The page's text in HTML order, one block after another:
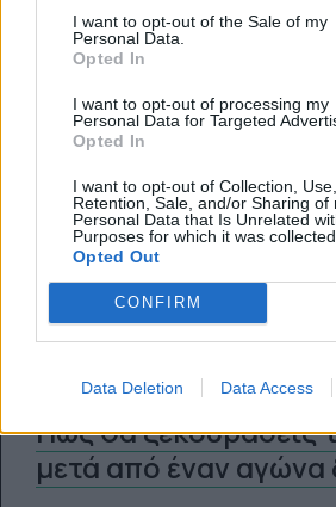
I want to opt-out of the Sale of my
Personal Data.
Opted In
I want to opt-out of processing my
Personal Data for Targeted
Opted In
I want to opt-out of Collection, Use,
Retention, Sale, and/or Sharing of
Personal Data that Is Unrelated
Purposes for which it was collected.
Opted Out
CONFIRM
Data Deletion Data Access
Πώς θα ξεκουράσεις
μετά από έναν